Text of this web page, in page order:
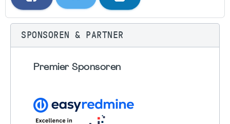
SPONSOREN & PARTNER
Premier Sponsoren